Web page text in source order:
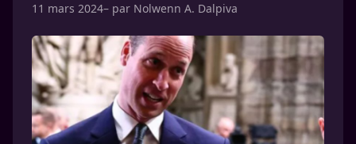
11 mars 2024– par Nolwenn A. Dalpiva